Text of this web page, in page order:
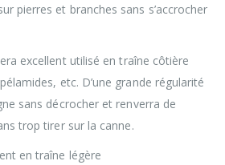
pierres et branches sans s’accrocher
excellent utilisé en traîne côtière
etc. D’une grande régularité
sans décrocher et renverra de
trop tirer sur la canne.
en traîne légère